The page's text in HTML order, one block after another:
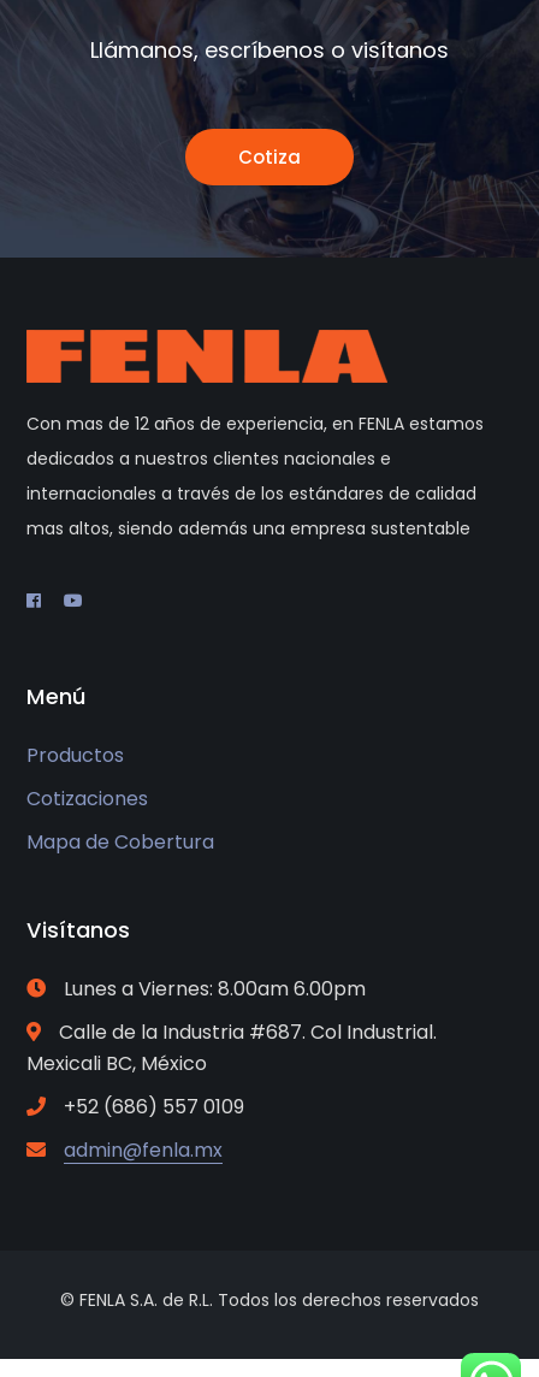
Llámanos, escríbenos o visítanos
Cotiza
Con mas de 12 años de experiencia, en FENLA estamos
dedicados a nuestros clientes nacionales e
internacionales a través de los estándares de calidad
mas altos, siendo además una empresa sustentable
Menú
Productos
Cotizaciones
Mapa de Cobertura
Visítanos
Lunes a Viernes: 8.00am 6.00pm
Calle de la Industria #687. Col Industrial.
Mexicali BC, México
+52 (686) 557 0109
admin@fenla.mx
© FENLA S.A. de R.L. Todos los derechos reservados